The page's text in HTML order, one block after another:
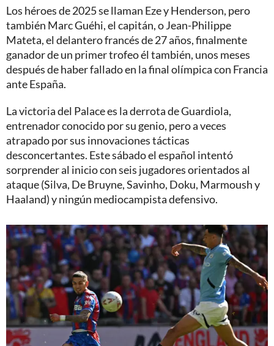
Los héroes de 2025 se llaman Eze y Henderson, pero
también Marc Guéhi, el capitán, o Jean-Philippe
Mateta, el delantero francés de 27 años, finalmente
ganador de un primer trofeo él también, unos meses
después de haber fallado en la final olímpica con Francia
ante España.
La victoria del Palace es la derrota de Guardiola,
entrenador conocido por su genio, pero a veces
atrapado por sus innovaciones tácticas
desconcertantes. Este sábado el español intentó
sorprender al inicio con seis jugadores orientados al
ataque (Silva, De Bruyne, Savinho, Doku, Marmoush y
Haaland) y ningún mediocampista defensivo.